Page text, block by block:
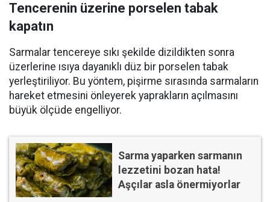
Tencerenin üzerine porselen tabak
kapatın
Sarmalar tencereye sıkı şekilde dizildikten sonra
üzerlerine ısıya dayanıklı düz bir porselen tabak
yerleştiriliyor. Bu yöntem, pişirme sırasında sarmaların
hareket etmesini önleyerek yaprakların açılmasını
büyük ölçüde engelliyor.
Sarma yaparken sarmanın
lezzetini bozan hata!
Aşçılar asla önermiyorlar